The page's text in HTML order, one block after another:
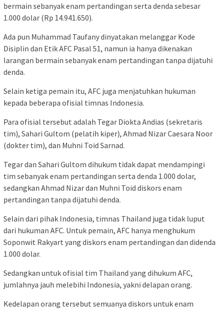
bermain sebanyak enam pertandingan serta denda sebesar
1.000 dolar (Rp 14.941.650).
Ada pun Muhammad Taufany dinyatakan melanggar Kode
Disiplin dan Etik AFC Pasal 51, namun ia hanya dikenakan
larangan bermain sebanyak enam pertandingan tanpa dijatuhi
denda.
Selain ketiga pemain itu, AFC juga menjatuhkan hukuman
kepada beberapa ofisial timnas Indonesia.
Para ofisial tersebut adalah Tegar Diokta Andias (sekretaris
tim), Sahari Gultom (pelatih kiper), Ahmad Nizar Caesara Noor
(dokter tim), dan Muhni Toid Sarnad.
Tegar dan Sahari Gultom dihukum tidak dapat mendampingi
tim sebanyak enam pertandingan serta denda 1.000 dolar,
sedangkan Ahmad Nizar dan Muhni Toid diskors enam
pertandingan tanpa dijatuhi denda.
Selain dari pihak Indonesia, timnas Thailand juga tidak luput
dari hukuman AFC. Untuk pemain, AFC hanya menghukum
Soponwit Rakyart yang diskors enam pertandingan dan didenda
1.000 dolar.
Sedangkan untuk ofisial tim Thailand yang dihukum AFC,
jumlahnya jauh melebihi Indonesia, yakni delapan orang.
Kedelapan orang tersebut semuanya diskors untuk enam